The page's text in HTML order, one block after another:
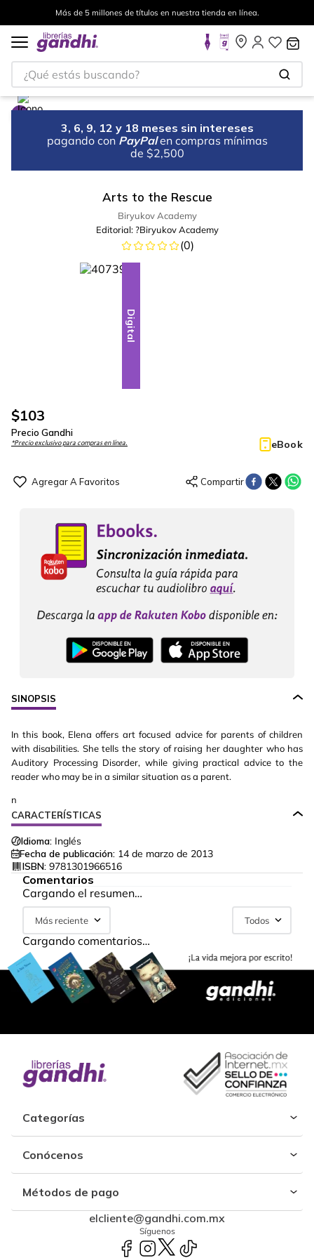
Más de 5 millones de títulos en nuestra tienda en línea.
¿Qué estás buscando?
3, 6, 9, 12 y 18 meses sin intereses
pagando con PayPal en compras mínimas
de $2,500
Arts to the Rescue
Biryukov Academy
Editorial: ?Biryukov Academy
(0)
Digital
$103
Precio Gandhi
*Precio exclusivo para compras en línea. eBook
SINOPSIS
In this book, Elena offers art focused advice for parents of children
with disabilities. She tells the story of raising her daughter who has
Auditory Processing Disorder, while giving practical advice to the
reader who may be in a similar situation as a parent.
n
CARACTERÍSTICAS
Idioma: Inglés
Fecha de publicación: 14 de marzo de 2013
ISBN: 9781301966516
Comentarios
Cargando el resumen…
Más reciente Todos
Cargando comentarios…
Categorías
Conócenos
Métodos de pago
elcliente@gandhi.com.mx
Síguenos